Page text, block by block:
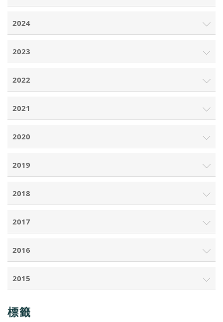
2024
2023
2022
2021
2020
2019
2018
2017
2016
2015
標籤